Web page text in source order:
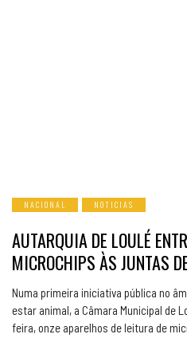
NACIONAL NOTICIAS
AUTARQUIA DE LOULÉ
MICROCHIPS ÀS JUNTAS
Numa primeira iniciativa pública no
estar animal, a Câmara Municipal de
feira, onze aparelhos de leitura de